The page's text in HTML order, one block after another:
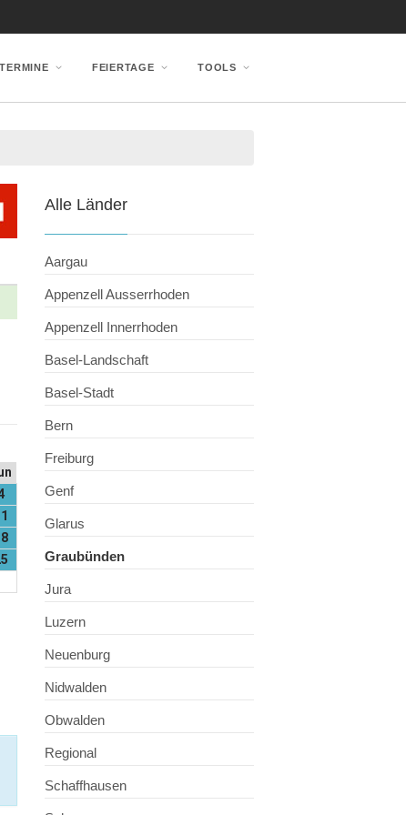
FEIERTAGE TOOLS
Alle Länder
Aargau
Appenzell Ausserrhoden
Appenzell Innerrhoden
Basel-Landschaft
Basel-Stadt
Bern
Freiburg
Genf
Glarus
Graubünden
Jura
Luzern
Neuenburg
Nidwalden
Obwalden
Regional
Schaffhausen